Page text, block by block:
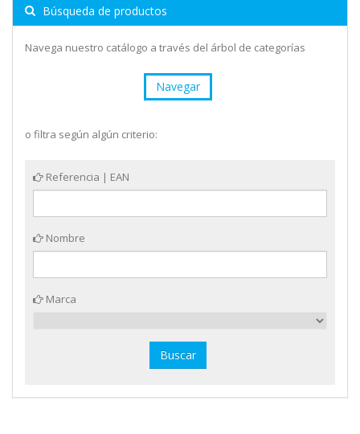
Búsqueda de productos
Navega nuestro catálogo a través del árbol de categorías
Navegar
o filtra según algún criterio:
Referencia | EAN
Nombre
Marca